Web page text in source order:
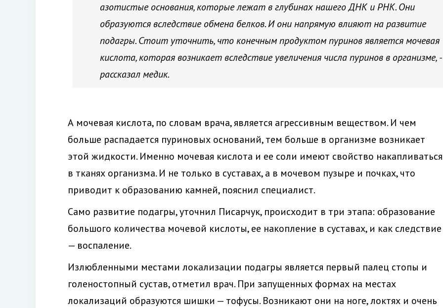
азотистые основания, которые лежат в глубинах нашего ДНК и РНК. Они
образуются вследствие обмена белков. И они напрямую влияют на развитие
подагры. Стоит уточнить, что конечным продуктом пуринов является мочевая
кислота, которая возникает вследствие увеличения числа пуринов в организме, -
рассказал медик.
А мочевая кислота, по словам врача, является агрессивным веществом. И чем
больше распадается пуриновых оснований, тем больше в организме возникает
этой жидкости. Именно мочевая кислота и ее соли имеют свойство накапливаться
в тканях организма. И не только в суставах, а в мочевом пузыре и почках, что
приводит к образованию камней, пояснил специалист.
Само развитие подагры, уточнил Писарчук, происходит в три этапа: образование
большого количества мочевой кислоты, ее накопление в суставах, и как следствие
— воспаление.
Излюбленными местами локализации подагры является первый палец стопы и
голеностопный сустав, отметил врач. При запущенных формах на местах
локализаций образуются шишки — тофусы. Возникают они на ноге, локтях и очень